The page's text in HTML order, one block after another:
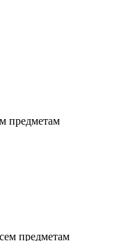
предметам
предметам